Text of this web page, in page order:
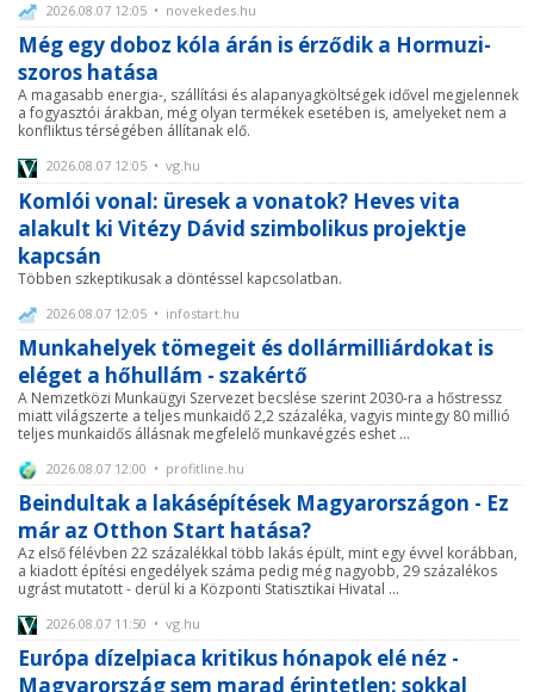
2026.08.07 12:05 • novekedes.hu
Még egy doboz kóla árán is érződik a Hormuzi-
szoros hatása
A magasabb energia-, szállítási és alapanyagköltségek idővel megjelennek
a fogyasztói árakban, még olyan termékek esetében is, amelyeket nem a
konfliktus térségében állítanak elő.
2026.08.07 12:05 • vg.hu
Komlói vonal: üresek a vonatok? Heves vita
alakult ki Vitézy Dávid szimbolikus projektje
kapcsán
Többen szkeptikusak a döntéssel kapcsolatban.
2026.08.07 12:05 • infostart.hu
Munkahelyek tömegeit és dollármilliárdokat is
eléget a hőhullám - szakértő
A Nemzetközi Munkaügyi Szervezet becslése szerint 2030-ra a hőstressz
miatt világszerte a teljes munkaidő 2,2 százaléka, vagyis mintegy 80 millió
teljes munkaidős állásnak megfelelő munkavégzés eshet ...
2026.08.07 12:00 • profitline.hu
Beindultak a lakásépítések Magyarországon - Ez
már az Otthon Start hatása?
Az első félévben 22 százalékkal több lakás épült, mint egy évvel korábban,
a kiadott építési engedélyek száma pedig még nagyobb, 29 százalékos
ugrást mutatott - derül ki a Központi Statisztikai Hivatal ...
2026.08.07 11:50 • vg.hu
Európa dízelpiaca kritikus hónapok elé néz -
Magyarország sem marad érintetlen: sokkal